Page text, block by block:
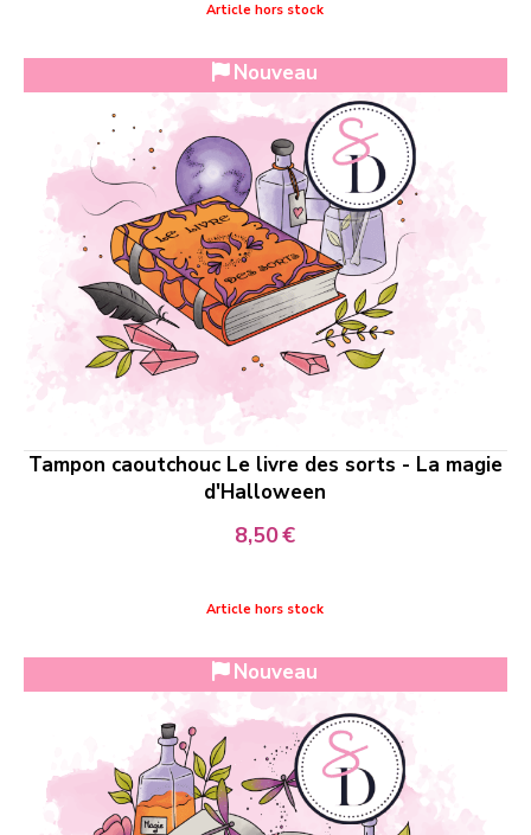
Article hors stock
Nouveau
Tampon caoutchouc Le livre des sorts - La magie
d'Halloween
8,50€
Article hors stock
Nouveau